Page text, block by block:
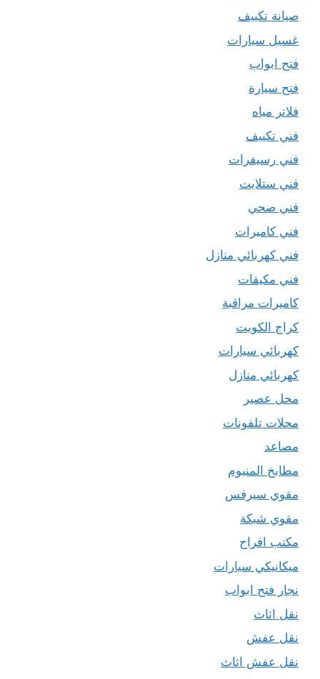
صيانة تكييف
غسيل سيارات
فتح ابواب
فتح سيارة
فلاتر مياه
فني تكييف
فني رسيفرات
فني ستلايت
فني صحي
فني كاميرات
فني كهربائي منازل
فني مكيفات
كاميرات مراقبة
كراج الكويت
كهربائي سيارات
كهربائي منازل
محل عصير
محلات تلفونات
مصاعد
مطابخ المنيوم
مقوي سيرفس
مقوي شبكة
مكتب افراح
ميكانيكي سيارات
نجار فتح ابواب
نقل اثاث
نقل عفش
نقل عفش اثاث